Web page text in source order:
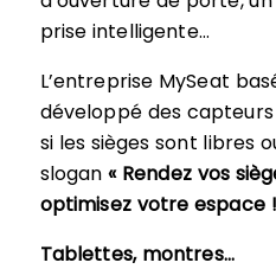
prise intelligente…
L’entreprise MySeat
développé des
si les sièges sont libres
slogan« Rendez vos
optimisez votre espace
Tablettes, montres…